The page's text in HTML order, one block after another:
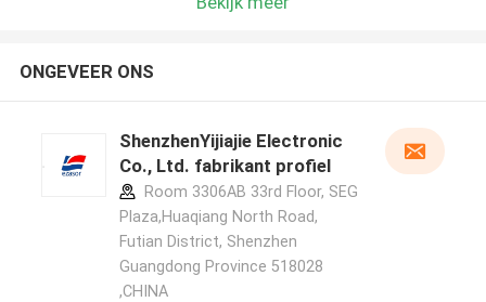
ONGEVEER ONS
ShenzhenYijiajie Electronic
Co., Ltd. fabrikant profiel
Room 3306AB 33rd Floor, SEG
Plaza,Huaqiang North Road,
Futian District, Shenzhen
Guangdong Province 518028
,CHINA